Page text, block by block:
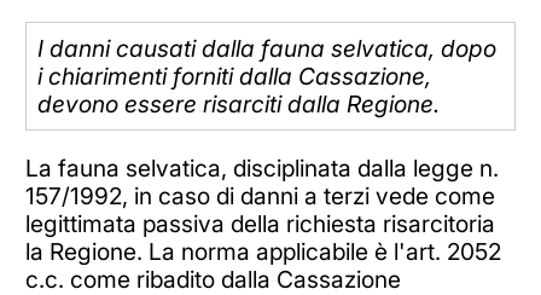
I danni causati dalla fauna selvatica, dopo
i chiarimenti forniti dalla Cassazione,
devono essere risarciti dalla Regione.
La fauna selvatica, disciplinata dalla legge n.
157/1992, in caso di danni a terzi vede come
legittimata passiva della richiesta risarcitoria
la Regione. La norma applicabile è l'art. 2052
c.c. come ribadito dalla Cassazione